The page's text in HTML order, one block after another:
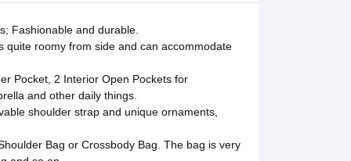
Fashionable and durable.
quite roomy from side and can accommodate
Pocket, 2 Interior Open Pockets for
and other daily things.
shoulder strap and unique ornaments,
Bag or Crossbody Bag. The bag is very